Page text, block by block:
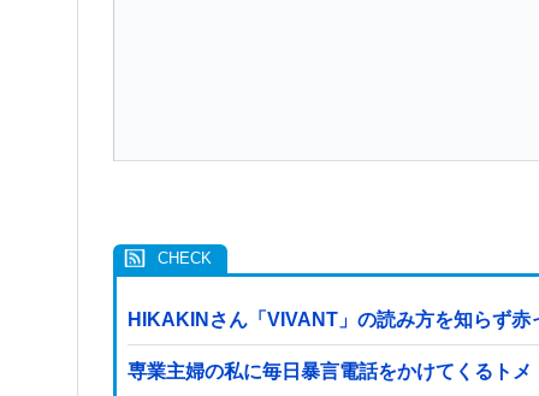
HIKAKINさん「VIVANT」の読み方を知らず赤
専業主婦の私に毎日暴言電話をかけてくるト